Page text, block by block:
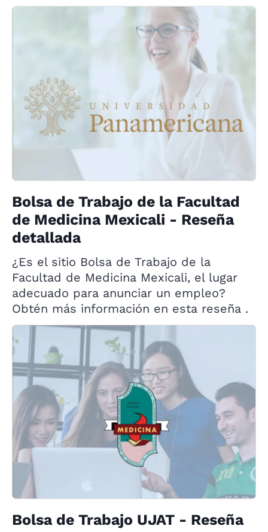
Bolsa de Trabajo de la Facultad
de Medicina Mexicali - Reseña
detallada
¿Es el sitio Bolsa de Trabajo de la
Facultad de Medicina Mexicali, el lugar
adecuado para anunciar un empleo?
Obtén más información en esta reseña .
Bolsa de Trabajo UJAT - Reseña